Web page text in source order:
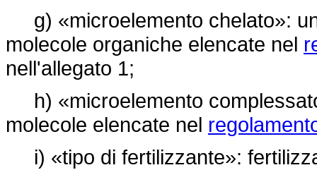
g) «microelemento chelato»:
molecole organiche elencate nel
nell'allegato 1;
h) «microelemento
molecole elencate nel
i) «tipo di fertilizzante»: